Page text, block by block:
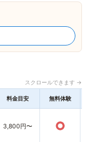
スクロールできます →
料金目安 無料体験
3,800円〜 ○